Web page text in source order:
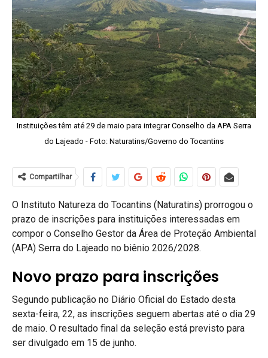
Instituições têm até 29 de maio para integrar Conselho da APA Serra
do Lajeado - Foto: Naturatins/Governo do Tocantins
Compartilhar
O Instituto Natureza do Tocantins (Naturatins) prorrogou o
prazo de inscrições para instituições interessadas em
compor o Conselho Gestor da Área de Proteção Ambiental
(APA) Serra do Lajeado no biênio 2026/2028.
Novo prazo para inscrições
Segundo publicação no Diário Oficial do Estado desta
sexta-feira, 22, as inscrições seguem abertas até o dia 29
de maio. O resultado final da seleção está previsto para
ser divulgado em 15 de junho.